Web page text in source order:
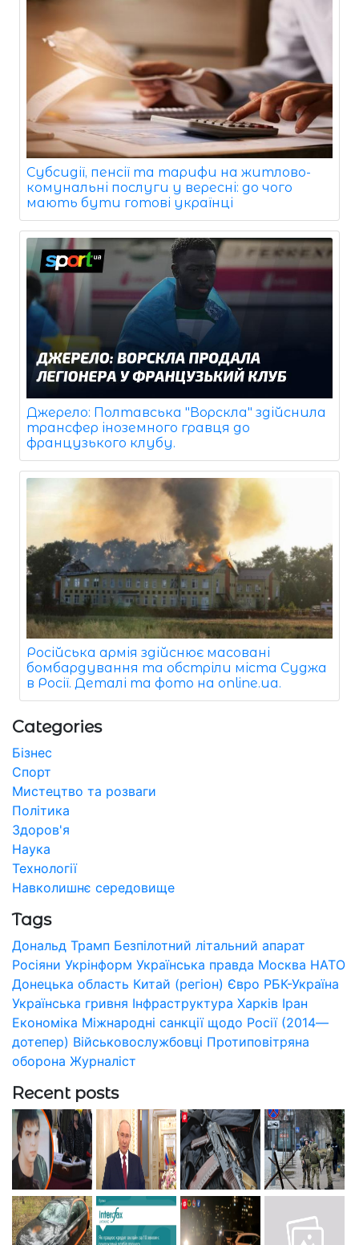
Субсидії, пенсії та тарифи на житлово-
комунальні послуги у вересні: до чого
мають бути готові українці
Джерело: Полтавська "Ворскла" здійснила
трансфер іноземного гравця до
французького клубу.
Російська армія здійснює масовані
бомбардування та обстріли міста Суджа
в Росії. Деталі та фото на online.ua.
Categories
Бізнес
Спорт
Мистецтво та розваги
Політика
Здоров'я
Наука
Технології
Навколишнє середовище
Tags
Дональд Трамп Безпілотний літальний апарат
Росіяни Укрінформ Українська правда Москва НАТО
Донецька область Китай (регіон) Євро РБК-Україна
Українська гривня Інфраструктура Харків Іран
Економіка Міжнародні санкції щодо Росії (2014—
дотепер) Військовослужбовці Протиповітряна
оборона Журналіст
Recent posts